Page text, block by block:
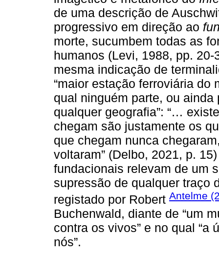
de uma descrição de
progressivo em direção ao
morte, sucumbem todas as
humanos (Levi, 1988, pp.
mesma indicação de
“maior estação ferroviária do
qual ninguém parte, ou ainda
qualquer geografia”: “…
chegam são justamente os
que chegam nunca
voltaram” (Delbo, 2021, p.
fundacionais relevam de um
supressão de qualquer traço
registado por Robert Antelme
Buchenwald, diante de “um
contra os vivos” e no qual
nós”.